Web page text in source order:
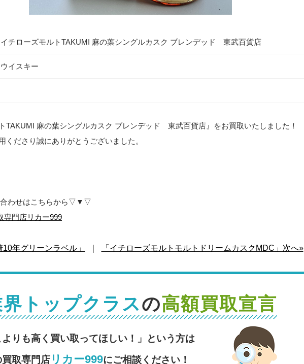
イチローズモルトTAKUMI 麻の葉シングルカスク ブレンデッド 東武百貨店
ウイスキー
TAKUMI 麻の葉シングルカスク ブレンデッド 東武百貨店』をお買取いたしました！
くださり誠にありがとうございました。
合わせはこちらから▽▼▽
専門店リカー999
年グリーンラベル」 「イチローズモルトモルトドリームカスクMDC」次へ»
トップクラスの高額買取宣言
よりも高く買い取ってほしい！」という方は
買取専門店 リカー999にご相談ください！